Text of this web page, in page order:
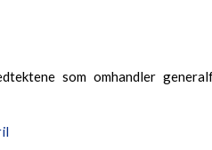
som omhandler